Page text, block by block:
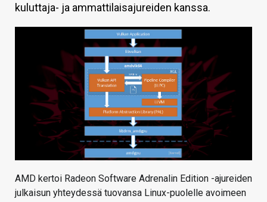
VAIHDA TEEMA
HAKU
kuluttaja- ja ammattilaisajureiden kanssa.
AMD kertoi Radeon Software Adrenalin Edition -ajureiden
julkaisun yhteydessä tuovansa Linux-puolelle avoimeen